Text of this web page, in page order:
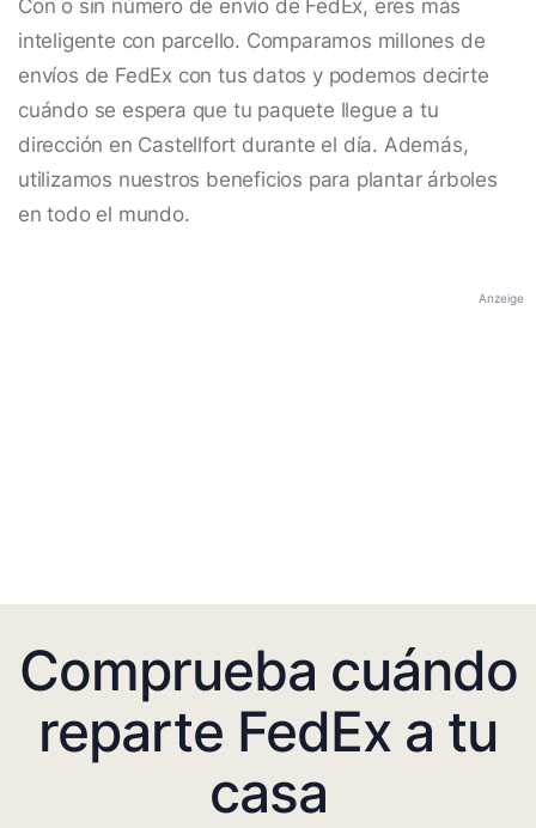
Con o sin número de envío de FedEx, eres más
inteligente con parcello. Comparamos millones de
envíos de FedEx con tus datos y podemos decirte
cuándo se espera que tu paquete llegue a tu
dirección en Castellfort durante el día. Además,
utilizamos nuestros beneficios para plantar árboles
en todo el mundo.
Anzeige
Comprueba cuándo
reparte FedEx a tu
casa